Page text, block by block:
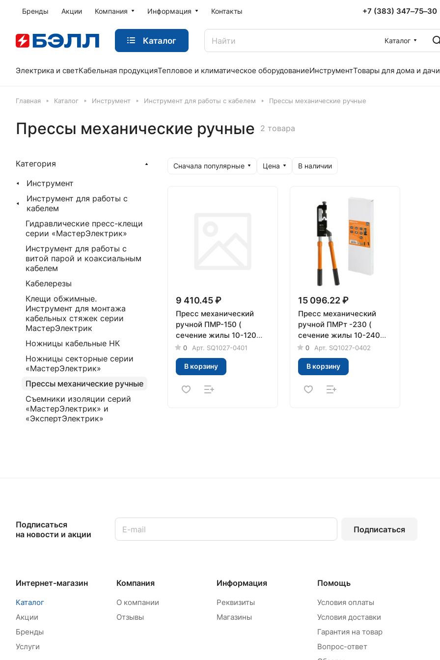
Бренды Акции Компания Информация Контакты +7 (383) 347‒75‒30
Каталог
Каталог
Электрика и светКабельная продукцияТепловое и климатическое оборудованиеИнструментТовары для дома и дачи
Главная Каталог Инструмент Инструмент для работы с кабелем Прессы механические ручные
Прессы механические ручные 2 товара
Сначала популярные Цена В наличии
9 410.45 ₽
Пресс механический
ручной ПМР-150 (
сечение жилы 10-120
мм² ), серия
"МастерЭлектрик" TDM
0 Арт. SQ1027-0401
В корзину
15 096.22 ₽
Пресс механический
ручной ПМРт -230 (
сечение жилы 10-240
мм² ), серия
"МастерЭлектрик" TDM
0 Арт. SQ1027-0402
В корзину
Категория
Инструмент
Инструмент для работы с
кабелем
Гидравлические пресс-клещи
серии «МастерЭлектрик»
Инструмент для работы с
витой парой и коаксиальным
кабелем
Кабелерезы
Клещи обжимные.
Инструмент для монтажа
кабельных стяжек серии
МастерЭлектрик
Ножницы кабельные НК
Ножницы секторные серии
«МастерЭлектрик»
Прессы механические ручные
Съемники изоляции серий
«МастерЭлектрик» и
«ЭкспертЭлектрик»
Подписаться
на новости и акции
Подписаться
Интернет-магазин
Каталог
Акции
Бренды
Услуги
Компания
О компании
Отзывы
Информация
Реквизиты
Магазины
Помощь
Условия оплаты
Условия доставки
Гарантия на товар
Вопрос-ответ